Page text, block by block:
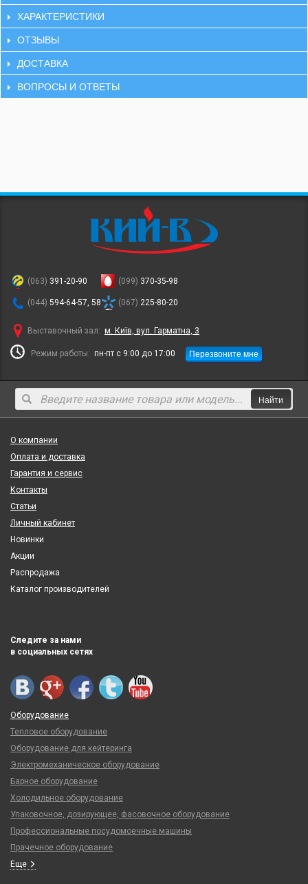
ХАРАКТЕРИСТИКИ
ОТЗЫВЫ
ДОСТАВКА
ВОПРОСЫ И ОТВЕТЫ
(063) 391-20-90
(044) 594-64-57, 58
(099) 370-35-98
(067) 225-80-20
Выставочный зал: м. Київ, вул. Гарматна, 3
Режим работы: пн-пт с 9:00 до 17:00 Перезвоните мне
Найти
О компании
Оплата и доставка
Гарантия и сервис
Контакты
Статьи
Личный кабинет
Новинки
Акции
Распродажа
Каталог производителей
Следите за нами
в социальных сетях
Оборудование
Тепловое оборудование
Оборудование для кейтеринга
Электромеханическое оборудование
Барное оборудование
Холодильное оборудование
Упаковочное, дозирующее, фасовочное оборудование
Профессиональные посудомоечные машины
Прачечное оборудование
Еще